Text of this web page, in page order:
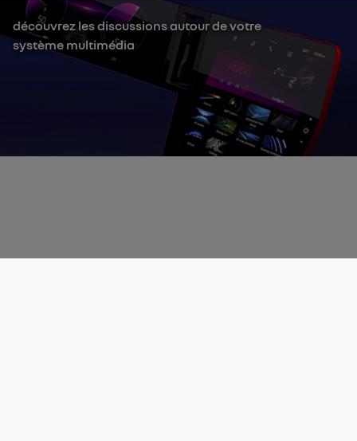
découvrez les discussions autour de votre
système multimédia